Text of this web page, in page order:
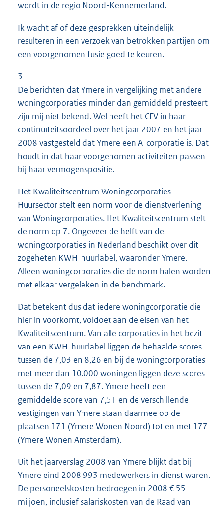
wordt in de regio Noord-Kennemerland.
Ik wacht af of deze gesprekken uiteindelijk
resulteren in een verzoek van betrokken partijen om
een voorgenomen fusie goed te keuren.
3
De berichten dat Ymere in vergelijking met andere
woningcorporaties minder dan gemiddeld presteert
zijn mij niet bekend. Wel heeft het CFV in haar
continuïteitsoordeel over het jaar 2007 en het jaar
2008 vastgesteld dat Ymere een A-corporatie is. Dat
houdt in dat haar voorgenomen activiteiten passen
bij haar vermogenspositie.
Het Kwaliteitscentrum Woningcorporaties
Huursector stelt een norm voor de dienstverlening
van Woningcorporaties. Het Kwaliteitscentrum stelt
de norm op 7. Ongeveer de helft van de
woningcorporaties in Nederland beschikt over dit
zogeheten KWH-huurlabel, waaronder Ymere.
Alleen woningcorporaties die de norm halen worden
met elkaar vergeleken in de benchmark.
Dat betekent dus dat iedere woningcorporatie die
hier in voorkomt, voldoet aan de eisen van het
Kwaliteitscentrum. Van alle corporaties in het bezit
van een KWH-huurlabel liggen de behaalde scores
tussen de 7,03 en 8,26 en bij de woningcorporaties
met meer dan 10.000 woningen liggen deze scores
tussen de 7,09 en 7,87. Ymere heeft een
gemiddelde score van 7,51 en de verschillende
vestigingen van Ymere staan daarmee op de
plaatsen 171 (Ymere Wonen Noord) tot en met 177
(Ymere Wonen Amsterdam).
Uit het jaarverslag 2008 van Ymere blijkt dat bij
Ymere eind 2008 993 medewerkers in dienst waren.
De personeelskosten bedroegen in 2008 € 55
miljoen, inclusief salariskosten van de Raad van